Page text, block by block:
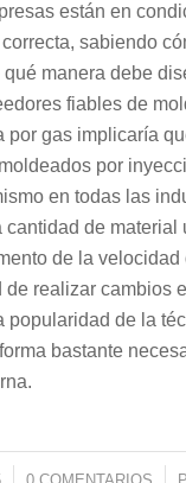
están en
sabiendo
manera debe
fiables de
por gas implicaría
por
en todas las
de material
de la velocidad
de realizar cambios
popularidad de la
bastante